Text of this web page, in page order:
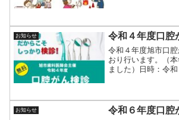
お知らせ 令和４年度口腔
令和４年度旭市口
おり行います。（
ました）日時：令
ター）対象：旭市
歳以上の人定員：３
お知らせ 令和６年度口腔